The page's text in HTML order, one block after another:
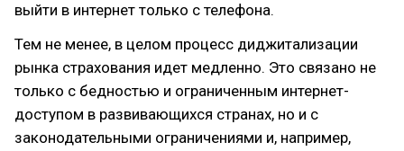
выйти в интернет только с телефона.
Тем не менее, в целом процесс диджитализации
рынка страхования идет медленно. Это связано не
только с бедностью и ограниченным интернет-
доступом в развивающихся странах, но и с
законодательными ограничениями и, например,